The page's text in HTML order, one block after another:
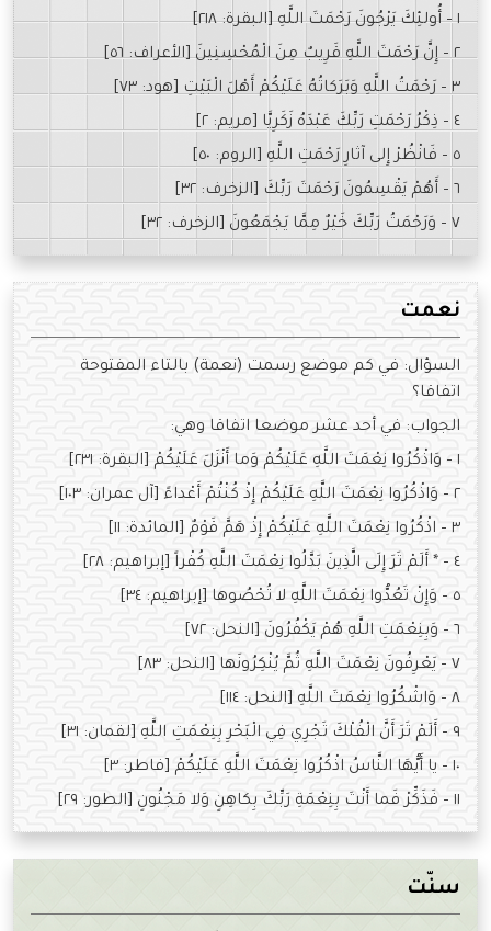
١ – أُولئِكَ يَرْجُونَ رَحْمَتَ اللَّهِ [البقرة: ٢١٨]
٢ – إِنَّ رَحْمَتَ اللَّهِ قَرِيبٌ مِنَ الْمُحْسِنِينَ [الأعراف: ٥٦]
٣ – رَحْمَتُ اللَّهِ وَبَرَكاتُهُ عَلَيْكُمْ أَهْلَ الْبَيْتِ [هود: ٧٣]
٤ – ذِكْرُ رَحْمَتِ رَبِّكَ عَبْدَهُ زَكَرِيَّا [مريم: ٢]
٥ – فَانْظُرْ إِلى آثارِ رَحْمَتِ اللَّهِ [الروم: ٥٠]
٦ – أَهُمْ يَقْسِمُونَ رَحْمَتَ رَبِّكَ [الزخرف: ٣٢]
٧ – وَرَحْمَتُ رَبِّكَ خَيْرٌ مِمَّا يَجْمَعُونَ [الزخرف: ٣٢]
نعمت
السؤال: في كم موضع رسمت (نعمة) بالتاء المفتوحة
اتفاقا؟
الجواب: في أحد عشر موضعا اتفاقا وهي:
١ – وَاذْكُرُوا نِعْمَتَ اللَّهِ عَلَيْكُمْ وَما أَنْزَلَ عَلَيْكُمْ [البقرة: ٢٣١]
٢ – وَاذْكُرُوا نِعْمَتَ اللَّهِ عَلَيْكُمْ إِذْ كُنْتُمْ أَعْداءً [آل عمران: ١٠٣]
٣ – اذْكُرُوا نِعْمَتَ اللَّهِ عَلَيْكُمْ إِذْ هَمَّ قَوْمٌ [المائدة: ١١]
٤ – * أَلَمْ تَرَ إِلَى الَّذِينَ بَدَّلُوا نِعْمَتَ اللَّهِ كُفْراً [إبراهيم: ٢٨]
٥ – وَإِنْ تَعُدُّوا نِعْمَتَ اللَّهِ لا تُحْصُوها [إبراهيم: ٣٤]
٦ – وَبِنِعْمَتِ اللَّهِ هُمْ يَكْفُرُونَ [النحل: ٧٢]
٧ – يَعْرِفُونَ نِعْمَتَ اللَّهِ ثُمَّ يُنْكِرُونَها [النحل: ٨٣]
٨ – وَاشْكُرُوا نِعْمَتَ اللَّهِ [النحل: ١١٤]
٩ – أَلَمْ تَرَ أَنَّ الْفُلْكَ تَجْرِي فِي الْبَحْرِ بِنِعْمَتِ اللَّهِ [لقمان: ٣١]
١٠ – يا أَيُّهَا النَّاسُ اذْكُرُوا نِعْمَتَ اللَّهِ عَلَيْكُمْ [فاطر: ٣]
١١ – فَذَكِّرْ فَما أَنْتَ بِنِعْمَةِ رَبِّكَ بِكاهِنٍ وَلا مَجْنُونٍ [الطور: ٢٩]
سنّت